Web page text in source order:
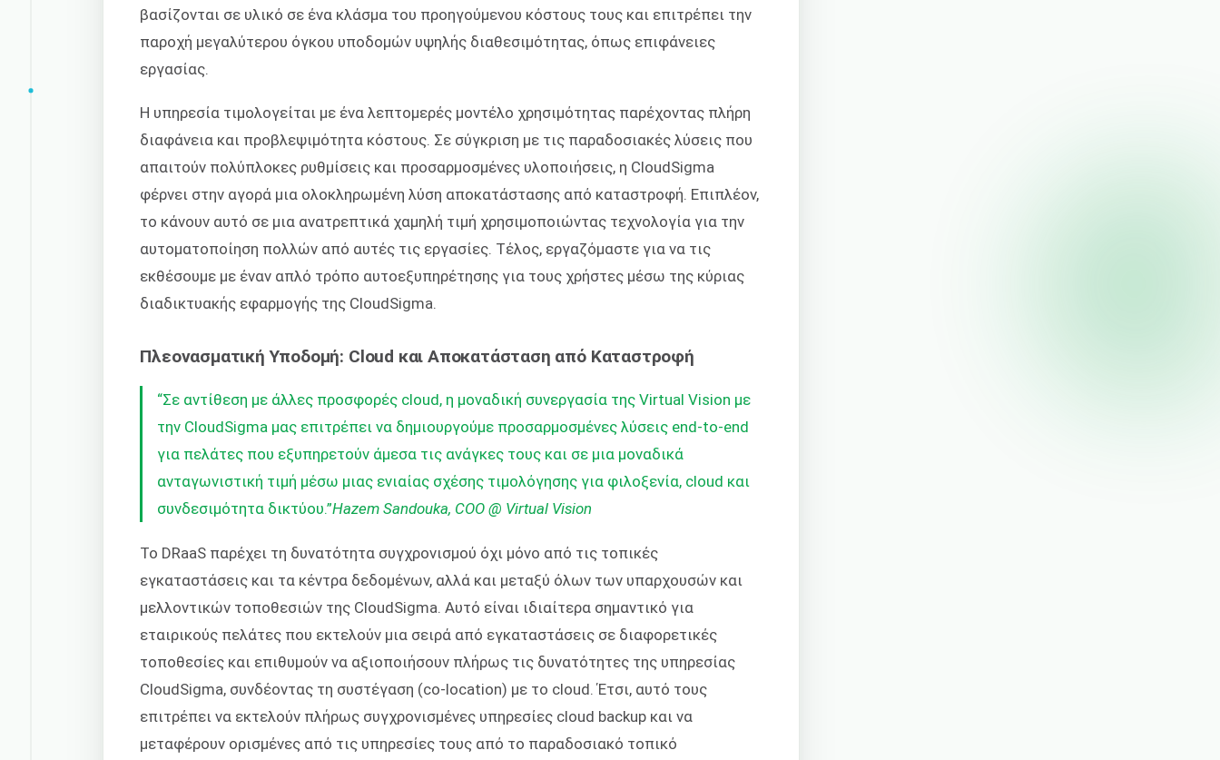
βασίζονται σε υλικό σε ένα κλάσμα του προηγούμενου κόστους τους και επιτρέπει την
παροχή μεγαλύτερου όγκου υποδομών υψηλής διαθεσιμότητας, όπως επιφάνειες
εργασίας.
Η υπηρεσία τιμολογείται με ένα λεπτομερές μοντέλο χρησιμότητας παρέχοντας πλήρη
διαφάνεια και προβλεψιμότητα κόστους. Σε σύγκριση με τις παραδοσιακές λύσεις που
απαιτούν πολύπλοκες ρυθμίσεις και προσαρμοσμένες υλοποιήσεις, η CloudSigma
φέρνει στην αγορά μια ολοκληρωμένη λύση αποκατάστασης από καταστροφή. Επιπλέον,
το κάνουν αυτό σε μια ανατρεπτικά χαμηλή τιμή χρησιμοποιώντας τεχνολογία για την
αυτοματοποίηση πολλών από αυτές τις εργασίες. Τέλος, εργαζόμαστε για να τις
εκθέσουμε με έναν απλό τρόπο αυτοεξυπηρέτησης για τους χρήστες μέσω της κύριας
διαδικτυακής εφαρμογής της CloudSigma.
Πλεονασματική Υποδομή: Cloud και Αποκατάσταση από Καταστροφή
“Σε αντίθεση με άλλες προσφορές cloud, η μοναδική συνεργασία της Virtual Vision με
την CloudSigma μας επιτρέπει να δημιουργούμε προσαρμοσμένες λύσεις end-to-end
για πελάτες που εξυπηρετούν άμεσα τις ανάγκες τους και σε μια μοναδικά
ανταγωνιστική τιμή μέσω μιας ενιαίας σχέσης τιμολόγησης για φιλοξενία, cloud και
συνδεσιμότητα δικτύου.”Hazem Sandouka, COO @ Virtual Vision
Το DRaaS παρέχει τη δυνατότητα συγχρονισμού όχι μόνο από τις τοπικές
εγκαταστάσεις και τα κέντρα δεδομένων, αλλά και μεταξύ όλων των υπαρχουσών και
μελλοντικών τοποθεσιών της CloudSigma. Αυτό είναι ιδιαίτερα σημαντικό για
εταιρικούς πελάτες που εκτελούν μια σειρά από εγκαταστάσεις σε διαφορετικές
τοποθεσίες και επιθυμούν να αξιοποιήσουν πλήρως τις δυνατότητες της υπηρεσίας
CloudSigma, συνδέοντας τη συστέγαση (co-location) με το cloud. Έτσι, αυτό τους
επιτρέπει να εκτελούν πλήρως συγχρονισμένες υπηρεσίες cloud backup και να
μεταφέρουν ορισμένες από τις υπηρεσίες τους από το παραδοσιακό τοπικό